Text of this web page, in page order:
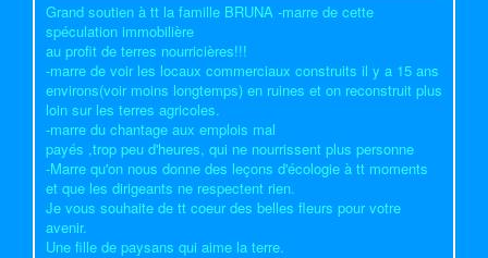
Grand soutien à tt la famille BRUNA -marre de cette
spéculation immobilière
au profit de terres nourricières!!!
-marre de voir les locaux commerciaux construits il y a 15 ans
environs(voir moins longtemps) en ruines et on reconstruit plus
loin sur les terres agricoles.
-marre du chantage aux emplois mal
payés ,trop peu d'heures, qui ne nourrissent plus personne
-Marre qu'on nous donne des leçons d'écologie à tt moments
et que les dirigeants ne respectent rien.
Je vous souhaite de tt coeur des belles fleurs pour votre
avenir.
Une fille de paysans qui aime la terre.